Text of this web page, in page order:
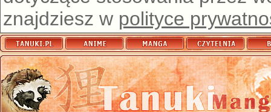
znajdziesz w polityce